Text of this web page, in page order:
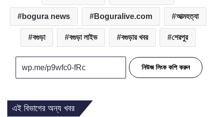
bogura news Boguralive.com আত্মহত্যা
বগুড়া বগুড়া লাইভ বগুড়ার খবর শেরপুর
নিউজ লিংক কপি করুন
এই বিভাগের অন্য খবর